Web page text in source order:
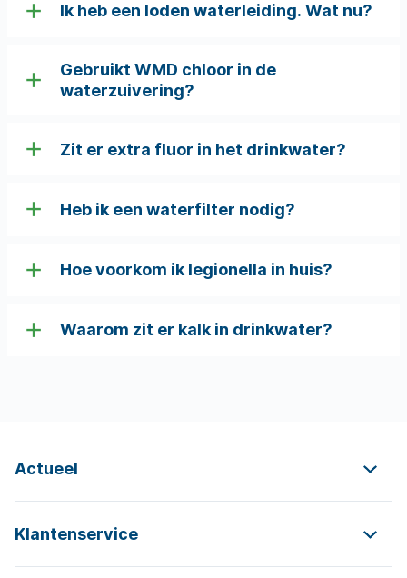
Ik heb een loden waterleiding. Wat nu?
Gebruikt WMD chloor in de
waterzuivering?
Zit er extra fluor in het drinkwater?
Heb ik een waterfilter nodig?
Hoe voorkom ik legionella in huis?
Waarom zit er kalk in drinkwater?
Actueel
Klantenservice